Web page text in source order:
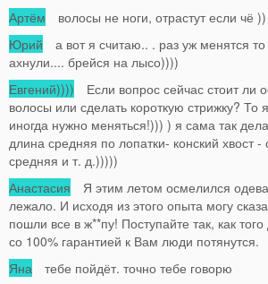
Артём волосы не ноги, отрастут если чё ))
Юрий а вот я считаю.. . раз уж менятся
ахнули.... брейся на лысо))))
Евгений)))) Если вопрос сейчас стоит ли
волосы или сделать короткую стрижку? То
иногда нужно меняться!))) ) я сама так
длина средняя по лопатки- конский хвост -
средняя и т. д.)))))
Анастасия Я этим летом осмелился
лежало. И исходя из этого опыта могу
пошли все в ж**пу! Поступайте так, как
со 100% гарантией к Вам люди потянутся.
Яна тебе пойдёт. точно тебе говорю